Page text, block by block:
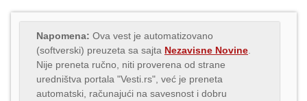
Napomena: Ova vest je automatizovano
(softverski) preuzeta sa sajta Nezavisne Novine
Nije preneta ručno, niti proverena od strane
uredništva portala "Vesti.rs", već je preneta
automatski, računajući na savesnost i dobru